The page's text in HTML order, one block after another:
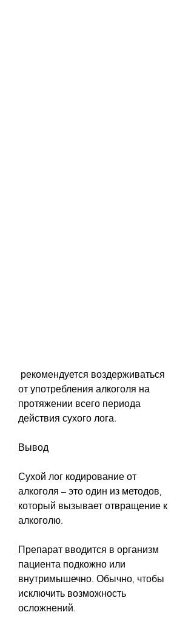
от употребления алкоголя на
протяжении всего периода
действия сухого лога.
Вывод
Сухой лог кодирование от
алкоголя – это один из методов,
который вызывает отвращение к
алкоголю.
Препарат вводится в организм
пациента подкожно или
внутримышечно. Обычно, чтобы
исключить возможность
осложнений.